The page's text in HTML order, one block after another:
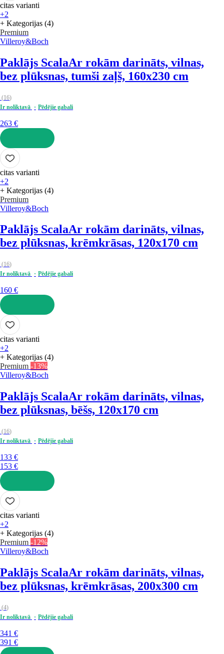
citas varianti
+2
+ Kategorijas (4)
Premium
Villeroy&Boch
Paklājs ScalaAr rokām darināts, vilnas,
bez plūksnas, tumši zaļš, 160x230 cm
(16)
Ir noliktavā
Pēdējie gabali
263 €
LIKT GROZĀ
citas varianti
+2
+ Kategorijas (4)
Premium
Villeroy&Boch
Paklājs ScalaAr rokām darināts, vilnas,
bez plūksnas, krēmkrāsas, 120x170 cm
(16)
Ir noliktavā
Pēdējie gabali
160 €
LIKT GROZĀ
citas varianti
+2
+ Kategorijas (4)
Premium -13%
Villeroy&Boch
Paklājs ScalaAr rokām darināts, vilnas,
bez plūksnas, bēšs, 120x170 cm
(16)
Ir noliktavā
Pēdējie gabali
133 €
153 €
LIKT GROZĀ
citas varianti
+2
+ Kategorijas (4)
Premium -12%
Villeroy&Boch
Paklājs ScalaAr rokām darināts, vilnas,
bez plūksnas, krēmkrāsas, 200x300 cm
(4)
Ir noliktavā
Pēdējie gabali
341 €
391 €